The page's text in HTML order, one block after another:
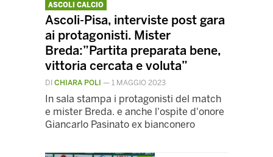
ASCOLI CALCIO
Ascoli-Pisa, interviste post gara
ai protagonisti. Mister
Breda:”Partita preparata bene,
vittoria cercata e voluta”
DI CHIARA POLI — 1 MAGGIO 2023
In sala stampa i protagonisti del match
e mister Breda. e anche l'ospite d'onore
Giancarlo Pasinato ex bianconero